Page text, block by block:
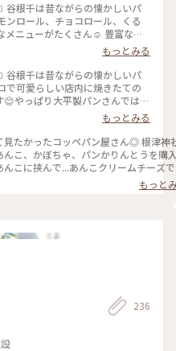
谷根千は昔ながらの懐かしいパ
ンロール、チョコロール、くる
メニューがたくさん☺️ 豊富な種
きにパン屋さんめぐりしたい
ン #コッペパン #昔ながら #懐か
谷根千 #谷中 #根津 #千駄木 #千
んぽ #パン屋さん #パン屋さん
もっとみる
谷根千は昔ながらの懐かしいパ
で可愛らしい店内に焼きたての
やっぱり大平製パンさんでは惣
😋♡ みなさんはお好きなコッ
お散歩しながらパンを買う😊 こ
で平和だったなぁと思い返して
パン #昔ながら #懐かしい #レ
#谷中 #根津 #千駄木 #谷根千 #
もっとみる
こ、かぼちゃ、パンかりんとうを購
こに挟んで...あんこクリームチーズ
ー
もっと
236